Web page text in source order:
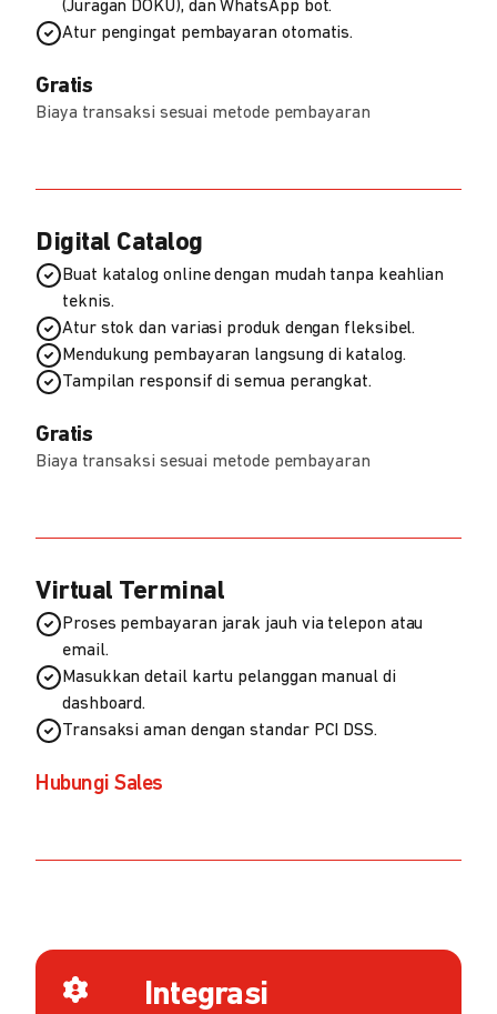
(Juragan DOKU), dan WhatsApp bot.
Atur pengingat pembayaran otomatis.
Gratis
Biaya transaksi sesuai metode pembayaran
Digital Catalog
Buat katalog online dengan mudah tanpa keahlian
teknis.
Atur stok dan variasi produk dengan fleksibel.
Mendukung pembayaran langsung di katalog.
Tampilan responsif di semua perangkat.
Gratis
Biaya transaksi sesuai metode pembayaran
Virtual Terminal
Proses pembayaran jarak jauh via telepon atau
email.
Masukkan detail kartu pelanggan manual di
dashboard.
Transaksi aman dengan standar PCI DSS.
Hubungi Sales
Integrasi